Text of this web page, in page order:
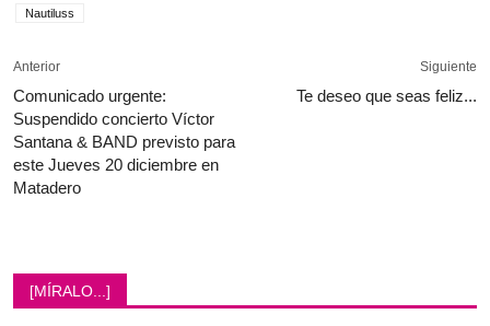
Nautiluss
Anterior
Comunicado urgente:
Suspendido concierto Víctor
Santana & BAND previsto para
este Jueves 20 diciembre en
Matadero
Siguiente
Te deseo que seas feliz...
[MÍRALO...]